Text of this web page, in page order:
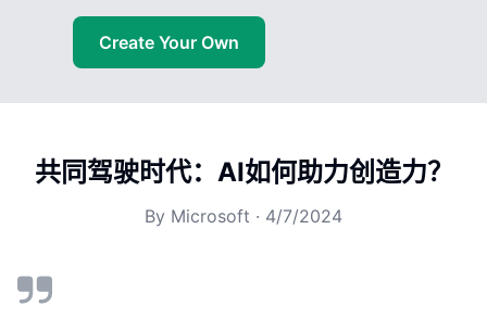
Create Your Own
共同驾驶时代：AI如何助力创造力？
By Microsoft · 4/7/2024